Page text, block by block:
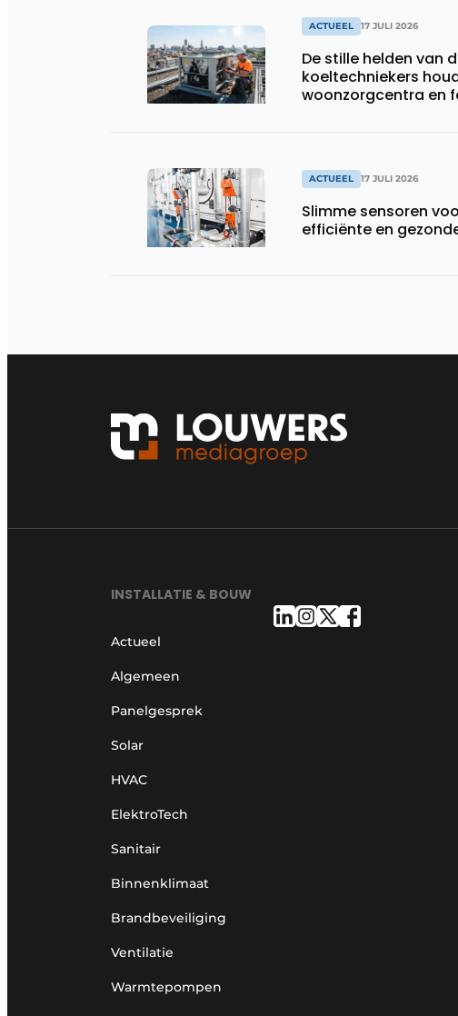
ACTUEEL 17 JULI 2026
De stille helden van
koeltechniekers
woonzorgcentra en
ACTUEEL 17 JULI 2026
Slimme sensoren
efficiënte en
INSTALLATIE & BOUW
Actueel
Algemeen
Panelgesprek
Solar
HVAC
ElektroTech
Sanitair
Binnenklimaat
Brandbeveiliging
Ventilatie
Warmtepompen